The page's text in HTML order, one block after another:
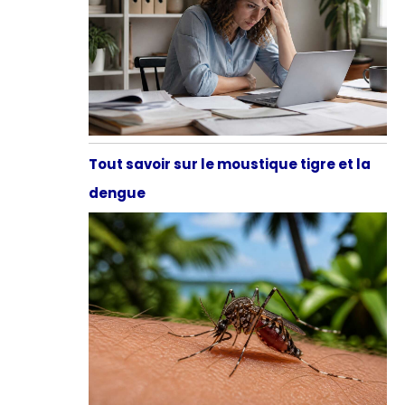
Tout savoir sur le moustique tigre et la
dengue